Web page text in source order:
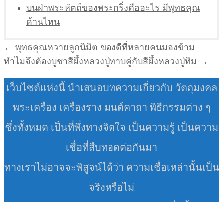
บนฝ่าพระหัตถ์ของพระกริ่งคืออะไร มีพุทธคุณ
ด้านไหน
แนะแนว
เรื่อง
← พุทธคุณหวายลูกนิมิต ของดีที่หลายคนมองข้าม
ทำไมจึงต้องบูชาสีผึ้งหลวงปู่ทาบคู่กับสีผึ้งหลวงปู่ทิม →
เว็บไซต์แห่งนี้ นำเสนอบทความเกี่ยวกับ วัตถุมงคล
พระเครื่อง เครื่องราง มนต์คาถา พิธีกรรมต่าง ๆ
ซึ่งทั้งหมด เป็นที่พึ่งทางจิตใจ เป็นความรู้ เป็นความ
เชื่อที่สืบทอดต่อกันมา
ทางเราไม่อาจจะพิสูจน์ได้ว่า ความเชื่อเหล่านั้นเป็น
จริงหรือไม่